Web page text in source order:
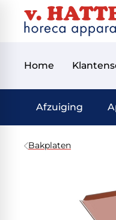
Home
Afzuiging
Bakplaten